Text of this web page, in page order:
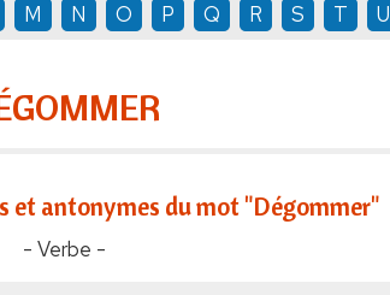
M N O P Q R S T U
et antonymes du mot "Dégommer"
- Verbe -